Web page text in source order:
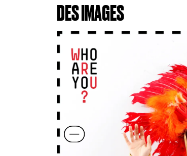
DES IMAGES